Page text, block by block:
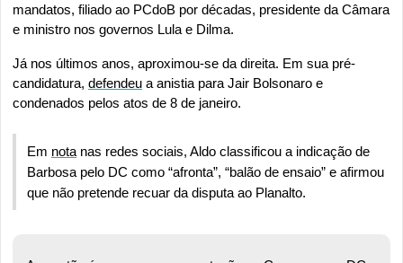
mandatos, filiado ao PCdoB por décadas, presidente da Câmara
e ministro nos governos Lula e Dilma.
Já nos últimos anos, aproximou-se da direita. Em sua pré-
candidatura, defendeu a anistia para Jair Bolsonaro e
condenados pelos atos de 8 de janeiro.
Em nota nas redes sociais, Aldo classificou a indicação de
Barbosa pelo DC como “afronta”, “balão de ensaio” e afirmou
que não pretende recuar da disputa ao Planalto.